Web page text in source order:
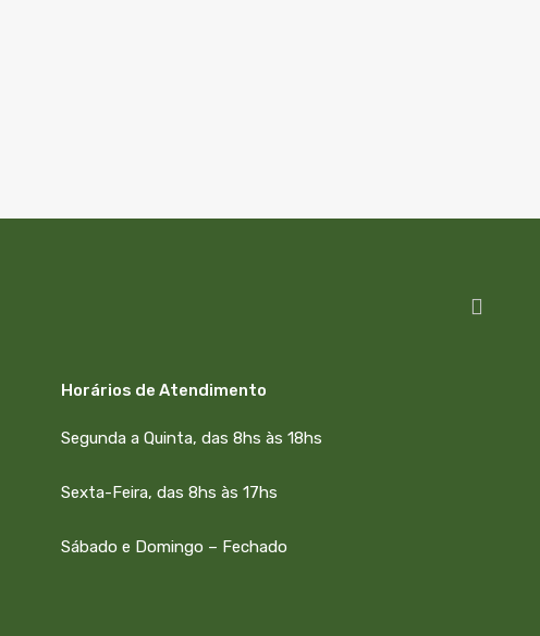
Horários de Atendimento
Segunda a Quinta, das 8hs às 18hs
Sexta-Feira, das 8hs às 17hs
Sábado e Domingo – Fechado